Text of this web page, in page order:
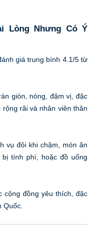
Lòng Nhưng Có Ý
giá trung bình 4.1/5 từ
giòn, nóng, đậm vị, đặc
rãi và nhân viên thân
vụ đôi khi chậm, món ăn
bị tính phí, hoặc đồ uống
cộng đồng yêu thích, đặc